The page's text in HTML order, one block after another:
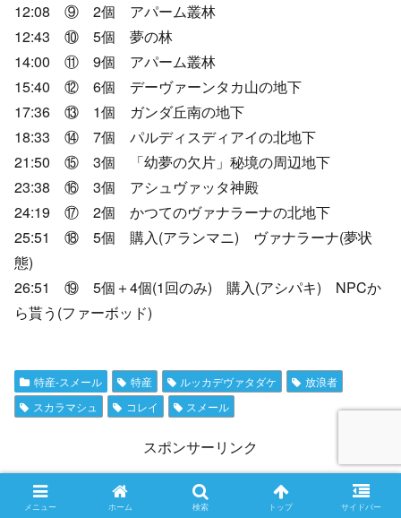
12:08 ⑨ 2個 アパーム叢林
12:43 ⑩ 5個 夢の林
14:00 ⑪ 9個 アパーム叢林
15:40 ⑫ 6個 デーヴァーンタカ山の地下
17:36 ⑬ 1個 ガンダ丘南の地下
18:33 ⑭ 7個 パルディスディアイの北地下
21:50 ⑮ 3個 「幼夢の欠片」秘境の周辺地下
23:38 ⑯ 3個 アシュヴァッタ神殿
24:19 ⑰ 2個 かつてのヴァナラーナの北地下
25:51 ⑱ 5個 購入(アランマニ) ヴァナラーナ(夢状
態)
26:51 ⑲ 5個＋4個(1回のみ) 購入(アシパキ) NPCか
ら貰う(ファーボッド)
特産-スメール 特産 ルッカデヴァタダケ
放浪者
スカラマシュ
コレイ スメール
スポンサーリンク
メニュー ホーム 検索 トップ サイドバー